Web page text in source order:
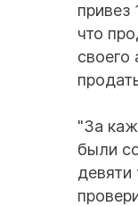
привез
что
своего
"За
были
девяти